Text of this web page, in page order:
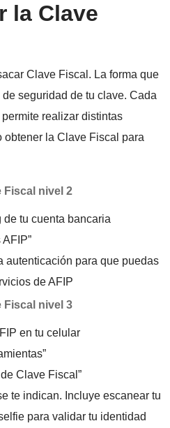
la Clave
Clave Fiscal. La forma que
seguridad de tu clave. Cada
realizar distintas
obtener la Clave Fiscal para
Fiscal nivel 2
de tu cuenta bancaria
autenticación para que puedas
de AFIP
Fiscal nivel 3
en tu celular
Clave Fiscal”
te indican. Incluye escanear tu
para validar tu identidad